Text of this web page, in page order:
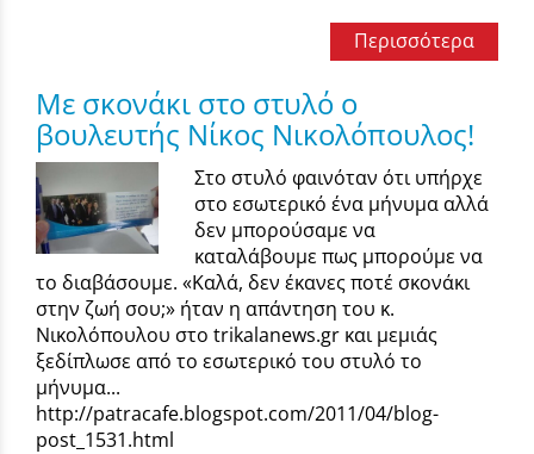
Περισσότερα
Με σκονάκι στο στυλό ο
βουλευτής Νίκος Νικολόπουλος!
Στο στυλό φαινόταν ότι υπήρχε
στο εσωτερικό ένα μήνυμα αλλά
δεν μπορούσαμε να
καταλάβουμε πως μπορούμε να
το διαβάσουμε. «Καλά, δεν έκανες ποτέ σκονάκι
στην ζωή σου;» ήταν η απάντηση του κ.
Νικολόπουλου στο trikalanews.gr και μεμιάς
ξεδίπλωσε από το εσωτερικό του στυλό το
μήνυμα...
http://patracafe.blogspot.com/2011/04/blog-
post_1531.html